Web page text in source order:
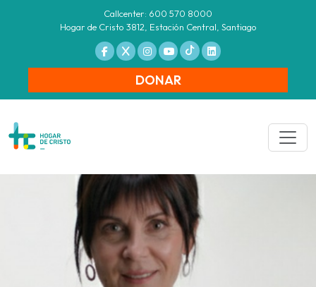
Callcenter: 600 570 8000
Hogar de Cristo 3812, Estación Central, Santiago
DONAR